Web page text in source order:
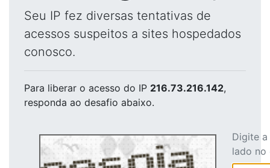
Seu IP fez diversas tentativas de
acessos suspeitos a sites hospedados
conosco.
Para liberar o acesso do IP 216.73.216.142,
responda ao desafio abaixo.
Digite
lado no